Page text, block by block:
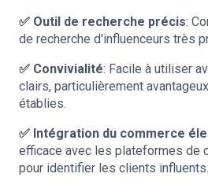
✅ Outil de recherche précis:
de recherche d'influenceurs très
✅ Convivialité: Facile à utiliser
clairs, particulièrement
établies.
✅ Intégration du commerce
efficace avec les plateformes de
pour identifier les clients influents.